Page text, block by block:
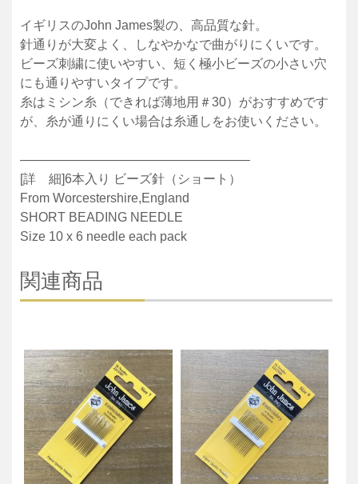
イギリスのJohn James製の、高品質な針。
針通りが大変よく、しなやかなで曲がりにくいです。
ビーズ刺繍に使いやすい、短く極小ビーズの小さい穴
にも通りやすいタイプです。
糸はミシン糸（できれば薄地用＃30）がおすすめです
が、糸が通りにくい場合は糸通しをお使いください。
——————————————————
[詳 細]6本入り ビーズ針（ショート）
From Worcestershire,England
SHORT BEADING NEEDLE
Size 10 x 6 needle each pack
関連商品